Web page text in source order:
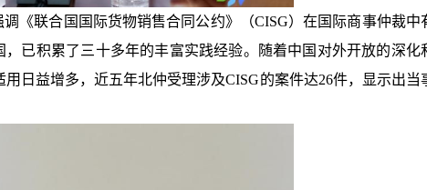
《联合国国际货物销售合同公约》（CISG）在国际商事仲裁中
已积累了三十多年的丰富实践经验。随着中国对外开放的深化
日益增多，近五年北仲受理涉及CISG的案件达26件，显示出当